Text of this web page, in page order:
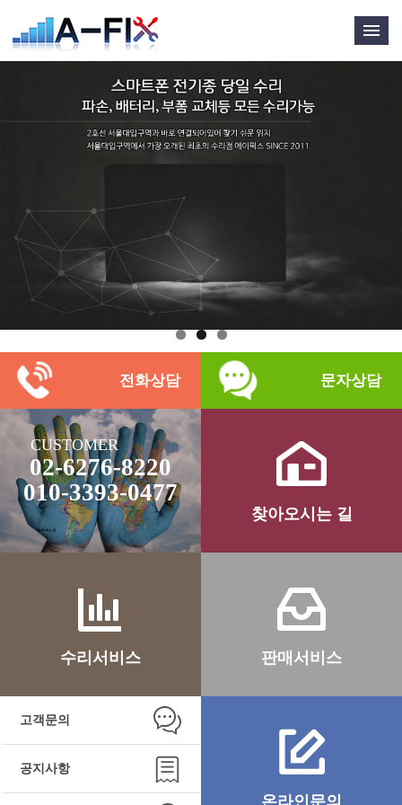
전화상담 문자상담
CUSTOMER
02-6276-8220
010-3393-0477
찾아오시는 길
수리서비스 판매서비스
온라인문의
고객문의
공지사항